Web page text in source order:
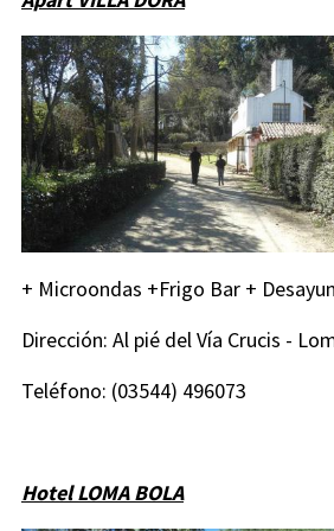
+ Microondas +Frigo Bar +
Dirección: Al pié del Vía Crucis -
Teléfono: (03544) 496073
Hotel LOMA BOLA